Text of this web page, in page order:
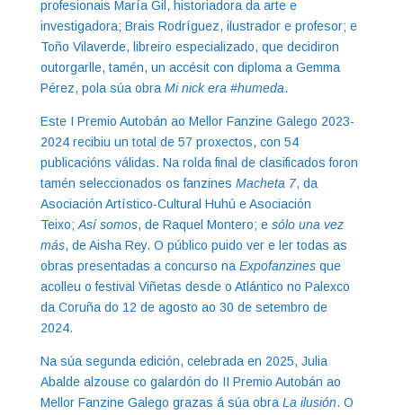
profesionais María Gil, historiadora da arte e
investigadora; Brais Rodríguez, ilustrador e profesor; e
Toño Vilaverde, libreiro especializado, que decidiron
outorgarlle, tamén, un accésit con diploma a Gemma
Pérez, pola súa obra Mi nick era #humeda.
Este I Premio Autobán ao Mellor Fanzine Galego 2023-
2024 recibiu un total de 57 proxectos, con 54
publicacións válidas. Na rolda final de clasificados foron
tamén seleccionados os fanzines Macheta 7, da
Asociación Artístico-Cultural Huhú e Asociación
Teixo; Así somos, de Raquel Montero; e sólo una vez
más, de Aisha Rey. O público puido ver e ler todas as
obras presentadas a concurso na Expofanzinesque
acolleu o festival Viñetas desde o Atlántico no Palexco
da Coruña do 12 de agosto ao 30 de setembro de
2024.
Na súa segunda edición, celebrada en 2025, Julia
Abalde alzouse co galardón do II Premio Autobán ao
Mellor Fanzine Galego grazas á súa obra La ilusión. O